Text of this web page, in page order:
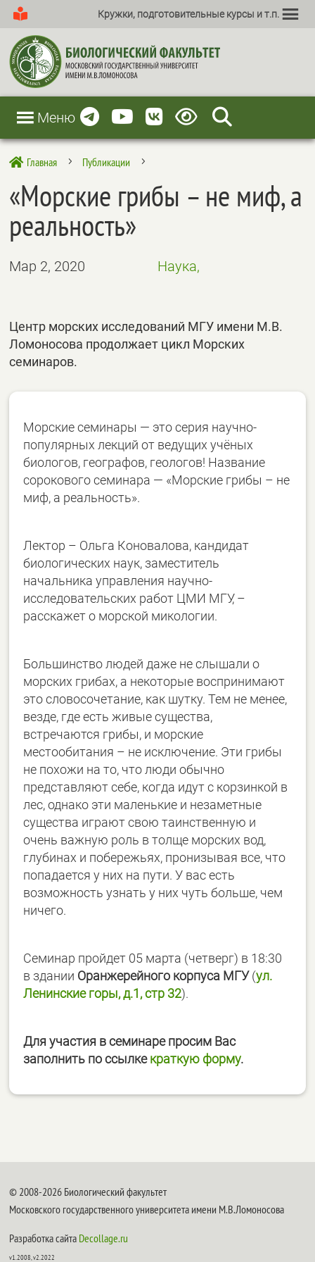
Кружки, подготовительные курсы и т.п.
Меню
 Главная 5 Публикации 5
«Морские грибы – не миф, а
реальность»
Мар 2, 2020 Наука,
Центр морских исследований МГУ имени М.В.
Ломоносова продолжает цикл Морских
семинаров.
Морские семинары — это серия научно-
популярных лекций от ведущих учёных
биологов, географов, геологов! Название
сорокового семинара — «Морские грибы – не
миф, а реальность».
Лектор – Ольга Коновалова, кандидат
биологических наук, заместитель
начальника управления научно-
исследовательских работ ЦМИ МГУ, –
расскажет о морской микологии.
Большинство людей даже не слышали о
морских грибах, а некоторые воспринимают
это словосочетание, как шутку. Тем не менее,
везде, где есть живые существа,
встречаются грибы, и морские
местообитания – не исключение. Эти грибы
не похожи на то, что люди обычно
представляют себе, когда идут с корзинкой в
лес, однако эти маленькие и незаметные
существа играют свою таинственную и
очень важную роль в толще морских вод,
глубинах и побережьях, пронизывая все, что
попадается у них на пути. У вас есть
возможность узнать у них чуть больше, чем
ничего.
Семинар пройдет 05 марта (четверг) в 18:30
в здании Оранжерейного корпуса МГУ(ул.
Ленинские горы, д.1, стр 32).
Для участия в семинаре просим Вас
заполнить по ссылкекраткую форму.
© 2008-2026 Биологический факультет
Московского государственного университета имени М.В.Ломоносова
Разработка сайта Decollage.ru
v1.2008, v2.2022